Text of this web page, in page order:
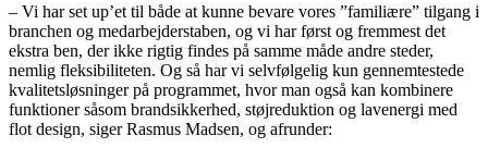
– Vi har set up’et til både at kunne bevare vores ”familiære” tilgang i
branchen og medarbejderstaben, og vi har først og fremmest det
ekstra ben, der ikke rigtig findes på samme måde andre steder,
nemlig fleksibiliteten. Og så har vi selvfølgelig kun gennemtestede
kvalitetsløsninger på programmet, hvor man også kan kombinere
funktioner såsom brandsikkerhed, støjreduktion og lavenergi med
flot design, siger Rasmus Madsen, og afrunder: